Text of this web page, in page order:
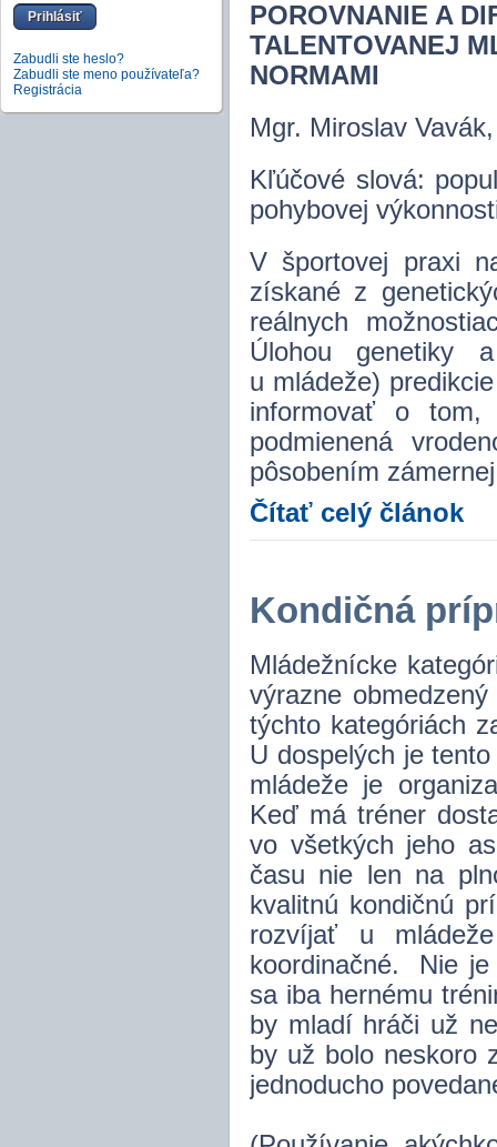
Zabudli ste heslo?
Zabudli ste meno používateľa?
Registrácia
POROVNANIE A
TALENTOVANEJ
NORMAMI
Mgr. Miroslav
Kľúčové slová:
pohybovej
V športovej praxi
získané z
reálnych
Úlohou genetiky
u mládeže)
informovať o
podmienená
pôsobením
Čítať celý článok
Kondičná
Mládežnícke
výrazne
týchto kategóriách
U dospelých je
mládeže je
Keď má tréner
vo všetkých jeho
času nie len na
kvalitnú kondičnú
rozvíjať u
koordinačné. Nie je
sa iba hernému
by mladí hráči už
by už bolo neskoro
jednoducho